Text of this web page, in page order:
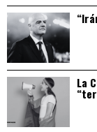
La